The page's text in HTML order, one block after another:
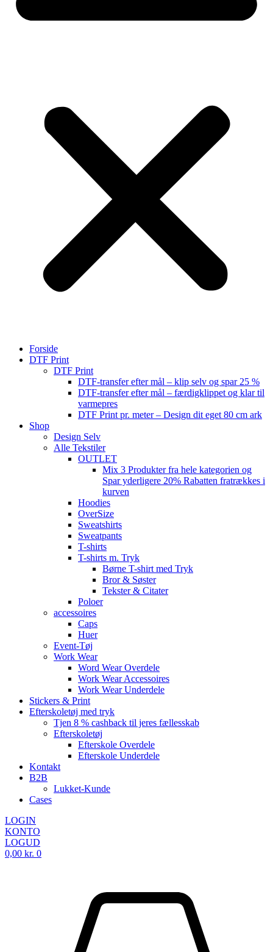
Forside
DTF Print
DTF Print
DTF-transfer efter mål – klip selv og spar 25 %
DTF-transfer efter mål – færdigklippet og klar til
varmepres
DTF Print pr. meter – Design dit eget 80 cm ark
Shop
Design Selv
Alle Tekstiler
OUTLET
Mix 3 Produkter fra hele kategorien og
Spar yderligere 20% Rabatten fratrækkes i
kurven
Hoodies
OverSize
Sweatshirts
Sweatpants
T-shirts
T-shirts m. Tryk
Børne T-shirt med Tryk
Bror & Søster
Tekster & Citater
Poloer
accessoires
Caps
Huer
Event-Tøj
Work Wear
Word Wear Overdele
Work Wear Accessoires
Work Wear Underdele
Stickers & Print
Efterskoletøj med tryk
Tjen 8 % cashback til jeres fællesskab
Efterskoletøj
Efterskole Overdele
Efterskole Underdele
Kontakt
B2B
Lukket-Kunde
Cases
LOGIN
KONTO
LOGUD
0,00 kr. 0